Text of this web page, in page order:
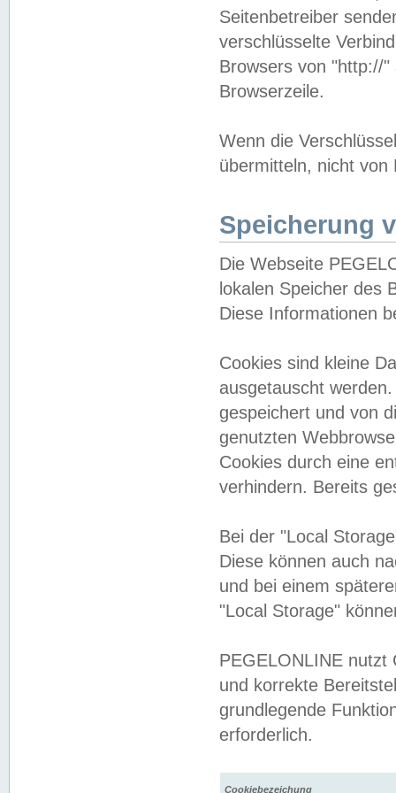
Seitenbetreiber
verschlüsselte
Browsers von "http://
Browserzeile.
Wenn die
übermitteln, nicht von
Speicherung
Die Webseite
lokalen Speicher des
Diese Informationen
Cookies sind kleine
ausgetauscht
gespeichert und von
genutzten
Cookies durch eine
verhindern. Bereits
Bei der "Local
Diese können auch
und bei einem
"Local Storage"
PEGELONLINE nutzt
und korrekte
grundlegende
erforderlich.
Cookiebezeichung